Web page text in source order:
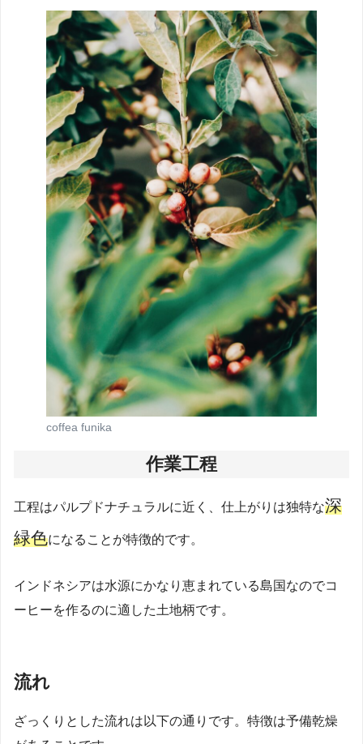
coffea funika
作業工程
工程はパルプドナチュラルに近く、仕上がりは独特な深
緑色になることが特徴的です。
インドネシアは水源にかなり恵まれている島国なのでコ
ーヒーを作るのに適した土地柄です。
流れ
ざっくりとした流れは以下の通りです。特徴は予備乾燥